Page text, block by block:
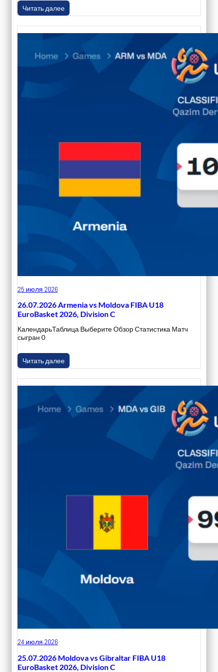
Читать далее
25 июля 2026
26.07.2026 Armenia vs Moldova FIBA U18
EuroBasket 2026, Division C
КалендарьТаблица Выберите Обзор Статистика Матч
сыгран 0
Читать далее
24 июля 2026
25.07.2026 Moldova vs Gibraltar FIBA U18
EuroBasket 2026, Division C